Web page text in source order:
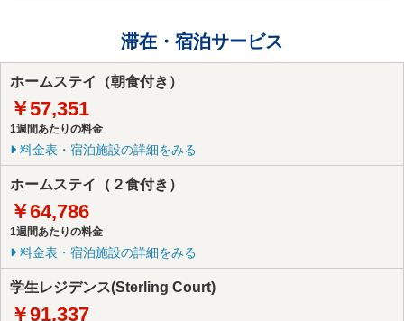
滞在・宿泊サービス
ホームステイ（朝食付き）
￥57,351
1週間あたりの料金
料金表・宿泊施設の詳細をみる
ホームステイ（２食付き）
￥64,786
1週間あたりの料金
料金表・宿泊施設の詳細をみる
学生レジデンス(Sterling Court)
￥91,337